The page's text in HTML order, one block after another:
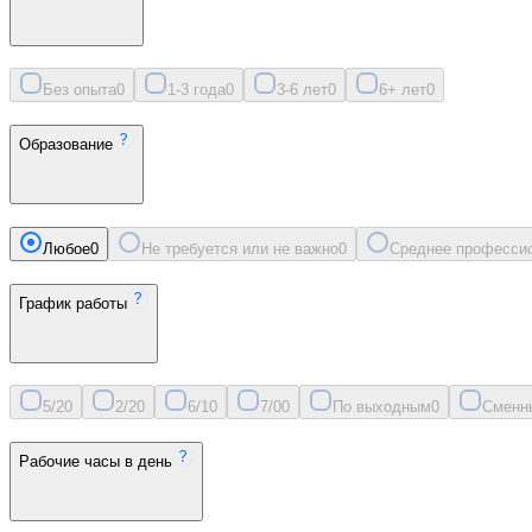
Без опыта0 1-3 года0 3-6 лет0 6+ лет0
Образование
Любое0 Не требуется или не важно0 Среднее
График работы
5/20 2/20 6/10 7/00 По выходным0
Рабочие часы в день